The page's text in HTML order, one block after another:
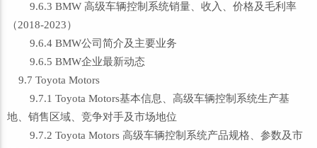
9.6.3 BMW 高级车辆控制系统销量、收入、价格及毛利率
（2018-2023）
9.6.4 BMW公司简介及主要业务
9.6.5 BMW企业最新动态
9.7 Toyota Motors
9.7.1 Toyota Motors基本信息、高级车辆控制系统生产基
地、销售区域、竞争对手及市场地位
9.7.2 Toyota Motors 高级车辆控制系统产品规格、参数及市